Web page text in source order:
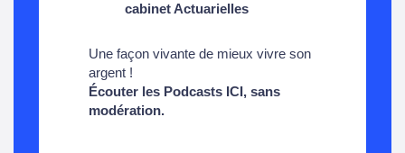
cabinet Actuarielles
Une façon vivante de mieux vivre son
argent !
Écouter les Podcasts ICI, sans
modération.